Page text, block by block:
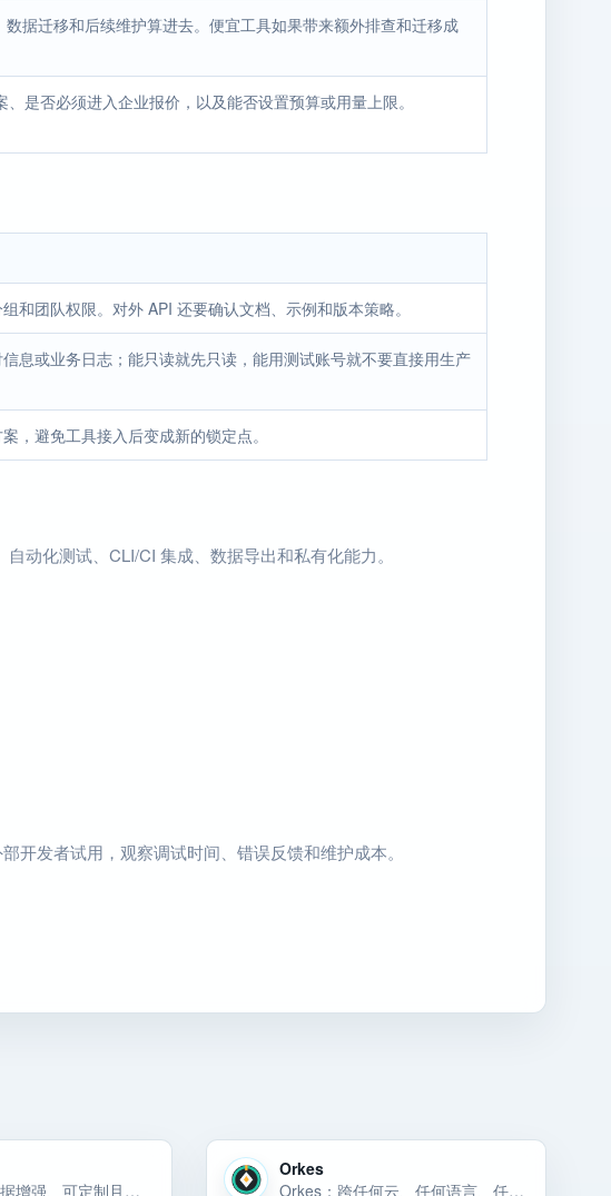
据迁移和后续维护算进去。便宜工具如果带来额外排查和迁移成
是否必须进入企业报价，以及能否设置预算或用量上限。
和团队权限。对外 API 还要确认文档、示例和版本策略。
息或业务日志；能只读就先只读，能用测试账号就不要直接用生产
，避免工具接入后变成新的锁定点。
动化测试、CLI/CI 集成、数据导出和私有化能力。
开发者试用，观察调试时间、错误反馈和维护成本。
Dust：通过数据增强、可定制且安全的人工智能代理打破知识孤岛并提高团队绩效。只需几分钟即可部署，无需编码。
Orkes
Orkes：跨任何云、任何语言、任何框架编排您的工作流程